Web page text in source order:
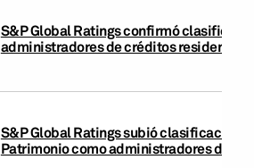
S&P Global Ratings confirmó
administradores de créditos
S&P Global Ratings subió clasificaciones
Patrimonio como administradores de